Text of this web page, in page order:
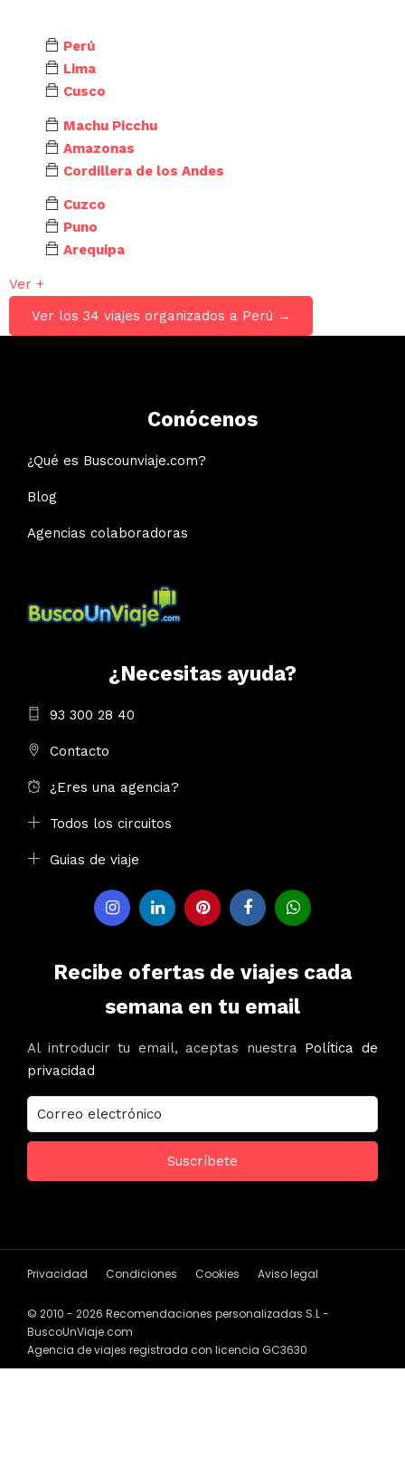
Perú
Lima
Cusco
Machu Picchu
Amazonas
Cordillera de los Andes
Cuzco
Puno
Arequipa
Ver +
Ver los 34 viajes organizados a Perú →
Conócenos
¿Qué es Buscounviaje.com?
Blog
Agencias colaboradoras
¿Necesitas ayuda?
93 300 28 40
Contacto
¿Eres una agencia?
Todos los circuitos
Guias de viaje
Recibe ofertas de viajes cada
semana en tu email
Al introducir tu email, aceptas nuestra Política de
privacidad
Privacidad Condiciones Cookies Aviso legal
© 2010 - 2026 Recomendaciones personalizadas S.L -
BuscoUnViaje.com
Agencia de viajes registrada con licencia GC3630